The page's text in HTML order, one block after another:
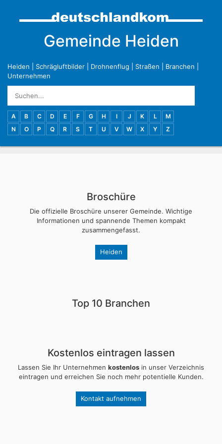
Gemeinde Heiden
Heiden Schrägluftbilder Drohnenflug Straßen Branchen
Unternehmen
A B C D E F G H I J K L
M
N
O P Q R S T U V W X Y Z
Broschüre
Die offizielle Broschüre unserer Gemeinde. Wichtige
Informationen und spannende Themen kompakt
zusammengefasst.
Heiden
Top 10 Branchen
Kostenlos eintragen lassen
Lassen Sie Ihr Unternehmen kostenlos in unser Verzeichnis
eintragen und erreichen Sie noch mehr potentielle Kunden.
Kontakt aufnehmen